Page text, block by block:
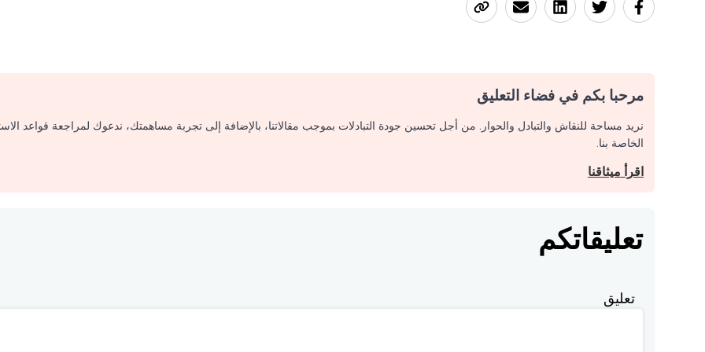
مرحبا بكم في فضاء التعليق
نريد مساحة للنقاش والتبادل والحوار. من أجل تحسين جودة التبادلات بموجب مقالاتنا، بالإضافة إلى تجربة مساهمتك، ندعوك لمراجعة قواعد
الخاصة بنا.
اقرأ ميثاقنا
تعليقاتكم
تعليق